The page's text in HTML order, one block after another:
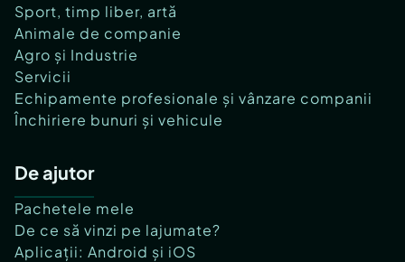
Sport, timp liber, artă
Animale de companie
Agro și Industrie
Servicii
Echipamente profesionale și vânzare companii
Închiriere bunuri și vehicule
De ajutor
Pachetele mele
De ce să vinzi pe lajumate?
Aplicații: Android și iOS